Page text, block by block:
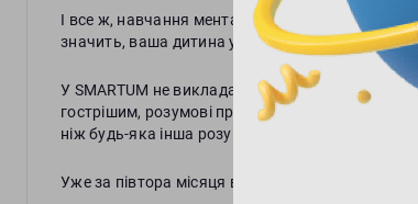
І все ж, навчання ментальної арифметики в
значить, ваша дитина у будь-якому випадку
У SMARTUM не викладають математику:
гострішим, розумові процеси швидшими,
ніж будь-яка інша розумова діяльність,
Уже за півтора місяця ваша дитина зможе